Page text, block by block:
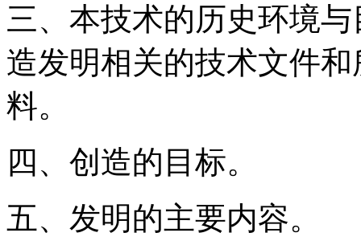
三、本技术的历史环境
造发明相关的技术文件
料。
四、创造的目标。
五、发明的主要内容。